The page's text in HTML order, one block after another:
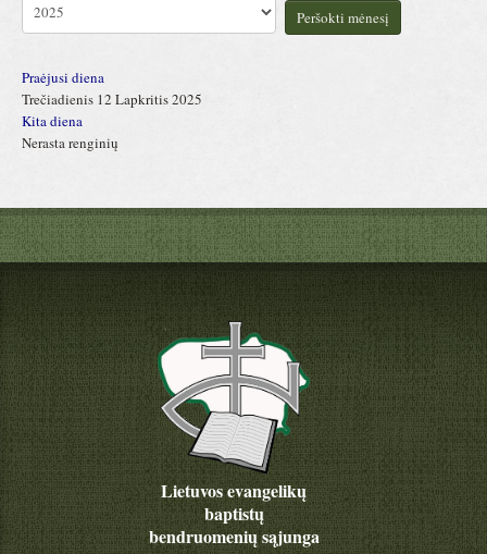
Peršokti mėnesį
Praėjusi diena
Trečiadienis 12 Lapkritis 2025
Kita diena
Nerasta renginių
Lietuvos evangelikų
baptistų
bendruomenių sąjunga